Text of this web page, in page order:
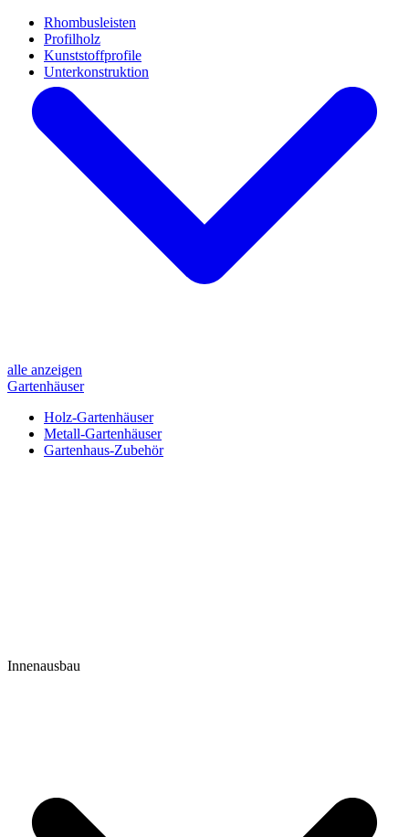
alle anzeigen
Gartenhäuser
Holz-Gartenhäuser
Metall-Gartenhäuser
Gartenhaus-Zubehör
Rhombusleisten
Profilholz
Kunststoffprofile
Unterkonstruktion
Innenausbau